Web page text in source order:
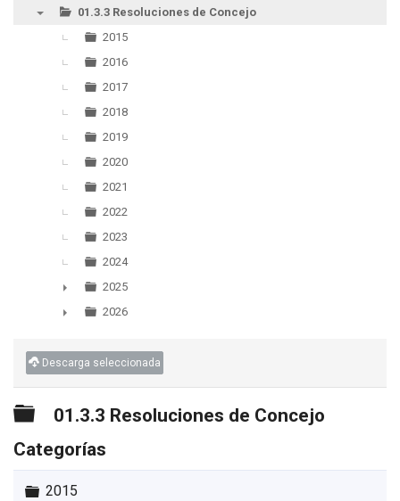
01.3.3 Resoluciones de Concejo
2015
2016
2017
2018
2019
2020
2021
2022
2023
2024
►
2025
2026
Descarga seleccionada
Carpeta
01.3.3 Resoluciones de Concejo
Categorías
Carpeta
2015